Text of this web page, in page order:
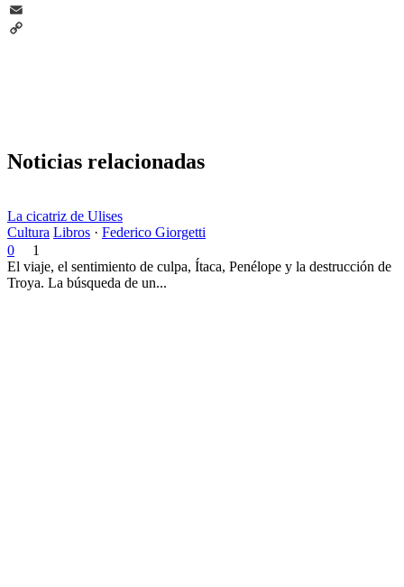
Telegram
Email
Noticias relacionadas
La cicatriz de Ulises
Cultura Libros · Federico Giorgetti
0
1
El viaje, el sentimiento de culpa, Ítaca, Penélope y la destrucción de
Troya. La búsqueda de un...